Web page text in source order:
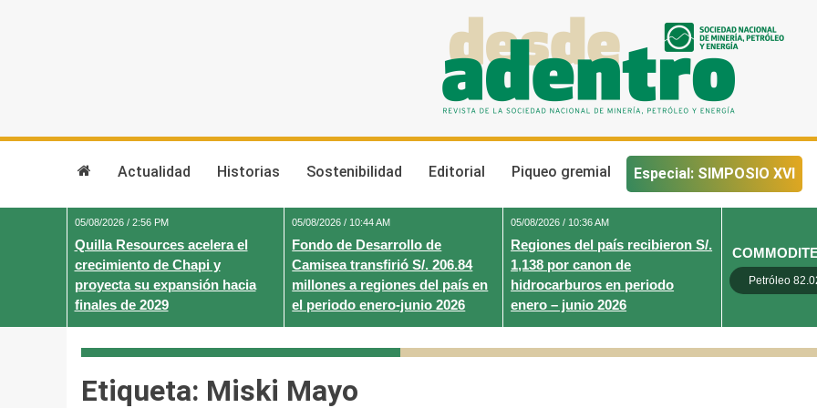
Actualidad Historias Sostenibilidad Editorial Piqueo gremial Especial: SIMPOSIO XVI
05/08/2026 / 2:56 PM
Quilla Resources acelera el
crecimiento de Chapi y
proyecta su expansión hacia
finales de 2029
05/08/2026 / 10:44 AM
Fondo de Desarrollo de
Camisea transfirió S/. 206.84
millones a regiones del país en
el periodo enero-junio 2026
05/08/2026 / 10:36 AM
Regiones del país recibieron S/.
1,138 por canon de
hidrocarburos en periodo
enero – junio 2026
Petróleo
Etiqueta: Miski Mayo